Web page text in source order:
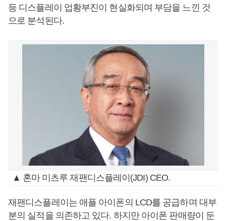
등 디스플레이 업황부진이 현실화되며 부담을 느낀 것
으로 분석된다.
▲ 혼마 미츠루 재팬디스플레이(JDI) CEO.
재팬디스플레이는 애플 아이폰의 LCD를 공급하며 대부
분의 실적을 의존하고 있다. 하지만 아이폰 판매량이 둔